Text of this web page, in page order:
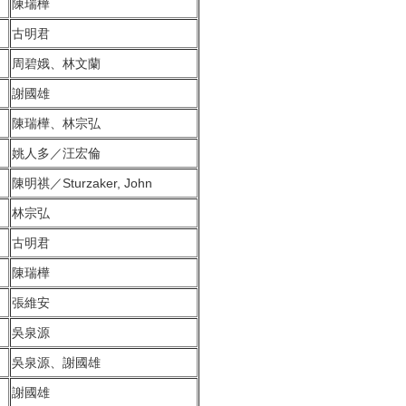
陳瑞樺
古明君
周碧娥、林文蘭
謝國雄
陳瑞樺、林宗弘
姚人多／汪宏倫
陳明祺／Sturzaker, John
林宗弘
古明君
陳瑞樺
張維安
吳泉源
吳泉源、謝國雄
謝國雄